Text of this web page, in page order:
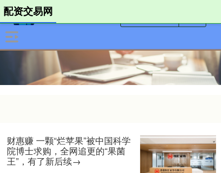
配资交易网
财惠赚 一颗“烂苹果”被中国科学
院博士求购，全网追更的“果菌
王”，有了新后续→